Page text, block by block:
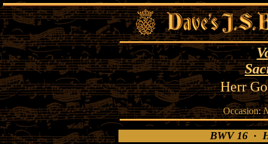
Herr
Occasion:
BWV 16 ·